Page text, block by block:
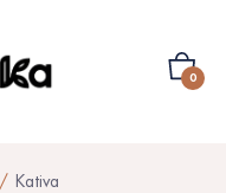
0
Kativa